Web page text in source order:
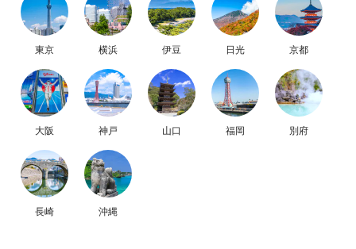
東京 横浜 伊豆 日光 京都
大阪 神戸 山口 福岡 別府
長崎 沖縄